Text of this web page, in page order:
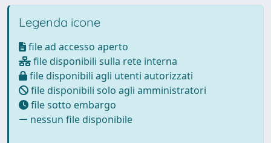
Legenda icone
file ad accesso aperto
file disponibili sulla rete interna
file disponibili agli utenti autorizzati
file disponibili solo agli amministratori
file sotto embargo
nessun file disponibile